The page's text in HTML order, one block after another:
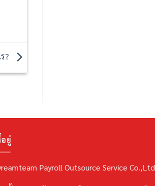
?
ยู่
Payroll Outsource Service Co.,Ltd